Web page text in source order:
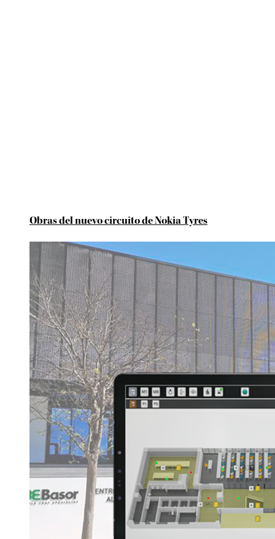
Obras del nuevo circuito de Nokia Tyres